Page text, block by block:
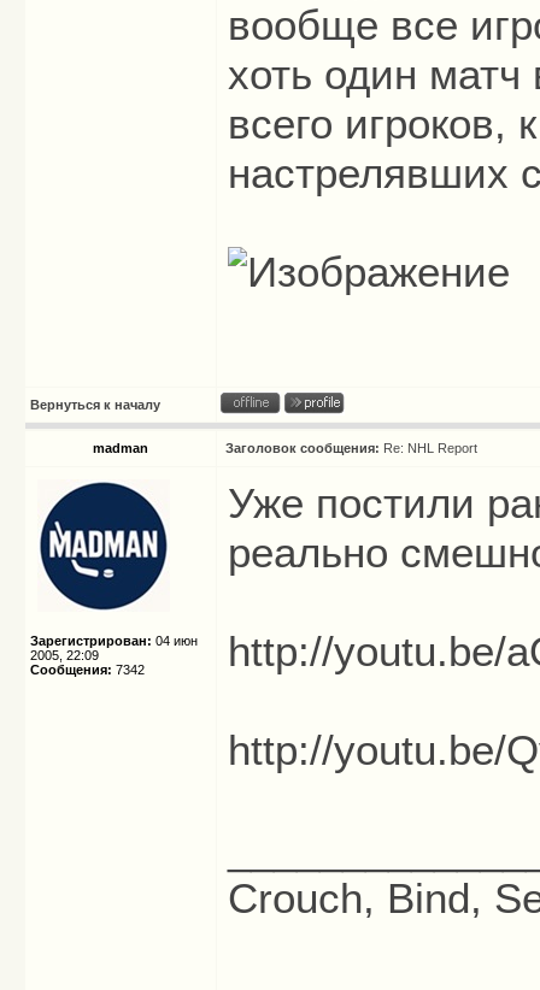
вообще все
хоть один
всего
настрелявших
Вернуться к началу
madman Заголовок сообщения: Re: NHL Report
Зарегистрирован: 04 июн
2005, 22:09
Сообщения: 7342
Уже постили
реально
http://youtu.be/
http://youtu.be/
Crouch, Bind,